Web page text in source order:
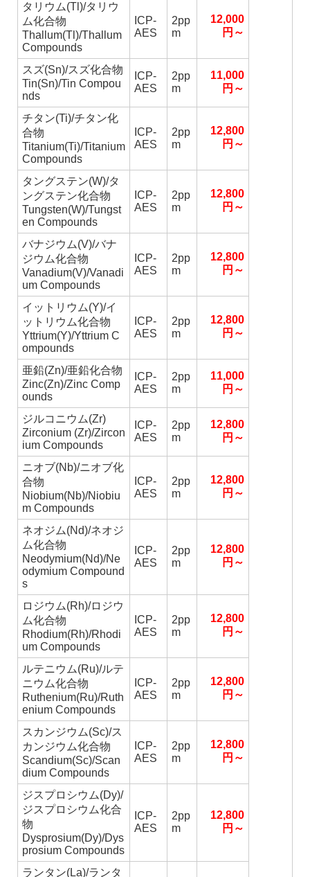
タリウム(Tl)/タリウ
ム化合物
Thallum(Tl)/Thallum
Compounds
ICP-
AES
2pp
m
12,000
円～
スズ(Sn)/スズ化合物
Tin(Sn)/Tin Compou
nds
ICP-
AES
2pp
m
11,000
円～
チタン(Ti)/チタン化
合物
Titanium(Ti)/Titanium
Compounds
ICP-
AES
2pp
m
12,800
円～
タングステン(W)/タ
ングステン化合物
Tungsten(W)/Tungst
en Compounds
ICP-
AES
2pp
m
12,800
円～
バナジウム(V)/バナ
ジウム化合物
Vanadium(V)/Vanadi
um Compounds
ICP-
AES
2pp
m
12,800
円～
イットリウム(Y)/イ
ットリウム化合物
Yttrium(Y)/Yttrium C
ompounds
ICP-
AES
2pp
m
12,800
円～
亜鉛(Zn)/亜鉛化合物
Zinc(Zn)/Zinc Comp
ounds
ICP-
AES
2pp
m
11,000
円～
ジルコニウム(Zr)
Zirconium (Zr)/Zircon
ium Compounds
ICP-
AES
2pp
m
12,800
円～
ニオブ(Nb)/ニオブ化
合物
Niobium(Nb)/Niobiu
m Compounds
ICP-
AES
2pp
m
12,800
円～
ネオジム(Nd)/ネオジ
ム化合物
Neodymium(Nd)/Ne
odymium Compound
s
ICP-
AES
2pp
m
12,800
円～
ロジウム(Rh)/ロジウ
ム化合物
Rhodium(Rh)/Rhodi
um Compounds
ICP-
AES
2pp
m
12,800
円～
ルテニウム(Ru)/ルテ
ニウム化合物
Ruthenium(Ru)/Ruth
enium Compounds
ICP-
AES
2pp
m
12,800
円～
スカンジウム(Sc)/ス
カンジウム化合物
Scandium(Sc)/Scan
dium Compounds
ICP-
AES
2pp
m
12,800
円～
ジスプロシウム(Dy)/
ジスプロシウム化合
物
Dysprosium(Dy)/Dys
prosium Compounds
ICP-
AES
2pp
m
12,800
円～
ランタン(La)/ランタ